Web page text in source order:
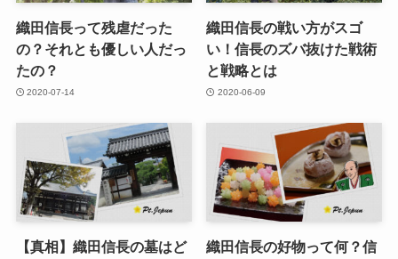
織田信長って残虐だった
の？それとも優しい人だっ
たの？
2020-07-14
織田信長の戦い方がスゴ
い！信長のズバ抜けた戦術
と戦略とは
2020-06-09
【真相】織田信長の墓はど
織田信長の好物って何？信